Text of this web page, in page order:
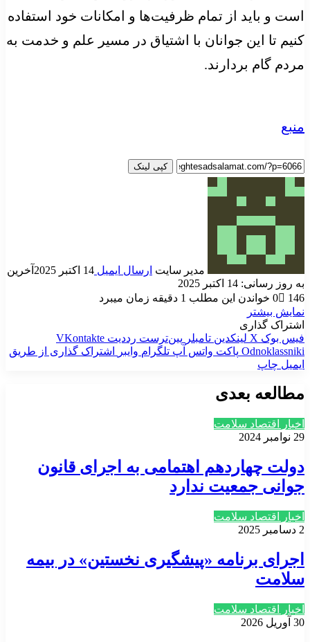
است و باید از تمام ظرفیت‌ها و امکانات خود استفاده
کنیم تا این جوانان با اشتیاق در مسیر علم و خدمت به
مردم گام بردارند.
منبع
کپی لینک
مدیر سایت ارسال ایمیل 14 اکتبر 2025
آخرین
به روز رسانی: 14 اکتبر 2025
0
146
خواندن این مطلب 1 دقیقه زمان میبرد
نمایش بیشتر
اشتراک گذاری
فیس بوک X لینکدین ‫تامبلر ‫پین‌ترست ‫رددیت ‫VKontakte
‫Odnoklassniki پاکت واتس آپ تلگرام وایبر
اشتراک گذاری از طریق
ایمیل چاپ
مطالعه بعدی
اخبار اقتصاد سلامت
29 نوامبر 2024
دولت چهاردهم اهتمامی به اجرای قانون
جوانی جمعیت ندارد
اخبار اقتصاد سلامت
2 دسامبر 2025
اجرای برنامه «پیشگیری نخستین» در بیمه
سلامت
اخبار اقتصاد سلامت
30 آوریل 2026